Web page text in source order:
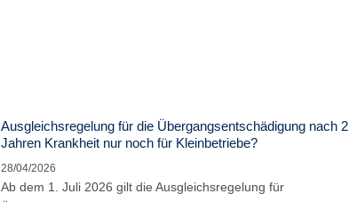
Ausgleichsregelung für die Übergangsentschädigung nach 2
Jahren Krankheit nur noch für Kleinbetriebe?
28/04/2026
Ab dem 1. Juli 2026 gilt die Ausgleichsregelung für